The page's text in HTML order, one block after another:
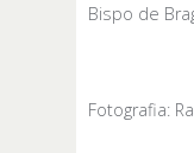
Bispo de
Fotografia: